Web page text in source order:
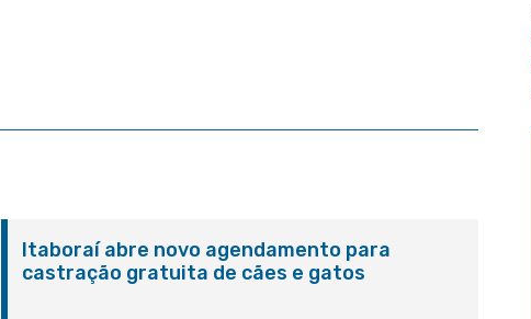
Itaboraí abre novo agendamento para
castração gratuita de cães e gatos